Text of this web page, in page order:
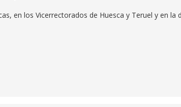
en los Vicerrectorados de Huesca y Teruel y en